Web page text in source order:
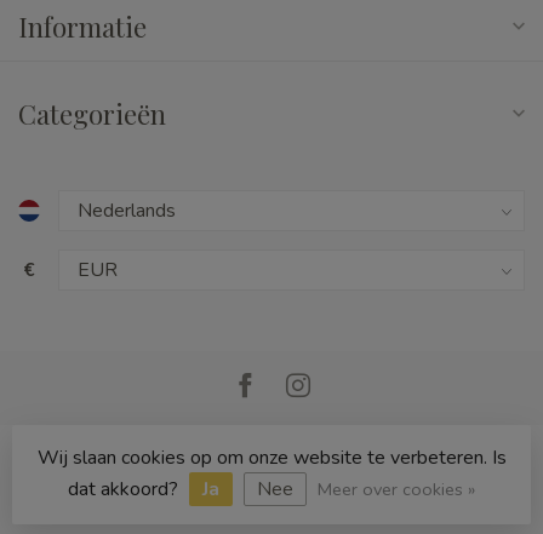
Informatie
Categorieën
€
© Copyright 2026 Cedille Speelgoed
Wij slaan cookies op om onze website te verbeteren. Is
dat akkoord?
Ja Nee Meer over cookies »